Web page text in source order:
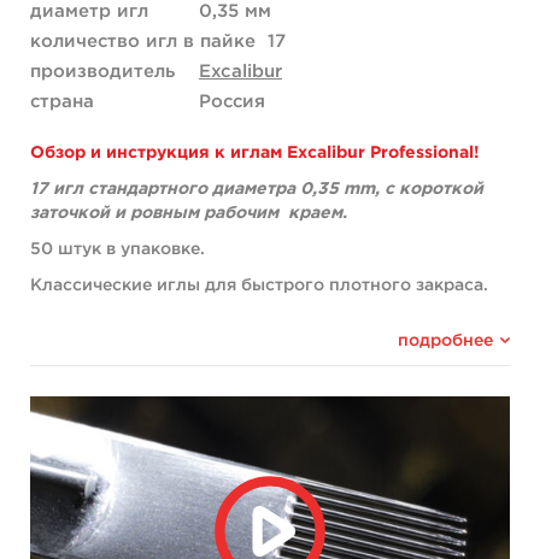
диаметр игл
0,35 мм
количество игл в пайке
17
производитель
Excalibur
страна
Россия
Обзор и инструкция к иглам Excalibur Professional!
17 игл стандартного диаметра 0,35 mm, с короткой
заточкой и ровным рабочим краем.
50 штук в упаковке.
Классические иглы для быстрого плотного закраса.
плотно кожу пигментом. Идеальный инструмент
традиционные хлесткие тени используя пигментные
чернила любого цвета. Иглами легко и
удобно работать на больших площадях особенно
когда нужно покрасить плотно в край контура.
Прекрасно подходят для трайблов с широкими
линиями. Так же это незаменимые иглы для белых и
подробнее